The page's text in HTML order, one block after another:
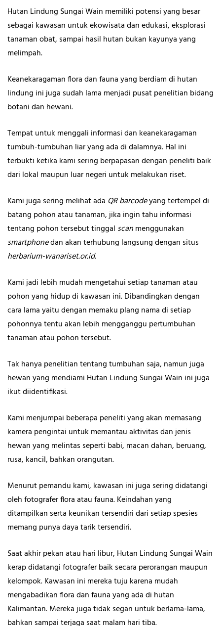
Hutan Lindung Sungai Wain memiliki potensi yang besar
sebagai kawasan untuk ekowisata dan edukasi, eksplorasi
tanaman obat, sampai hasil hutan bukan kayunya yang
melimpah.
Keanekaragaman flora dan fauna yang berdiam di hutan
lindung ini juga sudah lama menjadi pusat penelitian bidang
botani dan hewani.
Tempat untuk menggali informasi dan keanekaragaman
tumbuh-tumbuhan liar yang ada di dalamnya. Hal ini
terbukti ketika kami sering berpapasan dengan peneliti baik
dari lokal maupun luar negeri untuk melakukan riset.
Kami juga sering melihat ada QR barcodeyang tertempel di
batang pohon atau tanaman, jika ingin tahu informasi
tentang pohon tersebut tinggal scanmenggunakan
smartphonedan akan terhubung langsung dengan situs
herbarium-wanariset.or.id.
Kami jadi lebih mudah mengetahui setiap tanaman atau
pohon yang hidup di kawasan ini. Dibandingkan dengan
cara lama yaitu dengan memaku plang nama di setiap
pohonnya tentu akan lebih mengganggu pertumbuhan
tanaman atau pohon tersebut.
Tak hanya penelitian tentang tumbuhan saja, namun juga
hewan yang mendiami Hutan Lindung Sungai Wain ini juga
ikut diidentifikasi.
Kami menjumpai beberapa peneliti yang akan memasang
kamera pengintai untuk memantau aktivitas dan jenis
hewan yang melintas seperti babi, macan dahan, beruang,
rusa, kancil, bahkan orangutan.
Menurut pemandu kami, kawasan ini juga sering didatangi
oleh fotografer flora atau fauna. Keindahan yang
ditampilkan serta keunikan tersendiri dari setiap spesies
memang punya daya tarik tersendiri.
Saat akhir pekan atau hari libur, Hutan Lindung Sungai Wain
kerap didatangi fotografer baik secara perorangan maupun
kelompok. Kawasan ini mereka tuju karena mudah
mengabadikan flora dan fauna yang ada di hutan
Kalimantan. Mereka juga tidak segan untuk berlama-lama,
bahkan sampai terjaga saat malam hari tiba.